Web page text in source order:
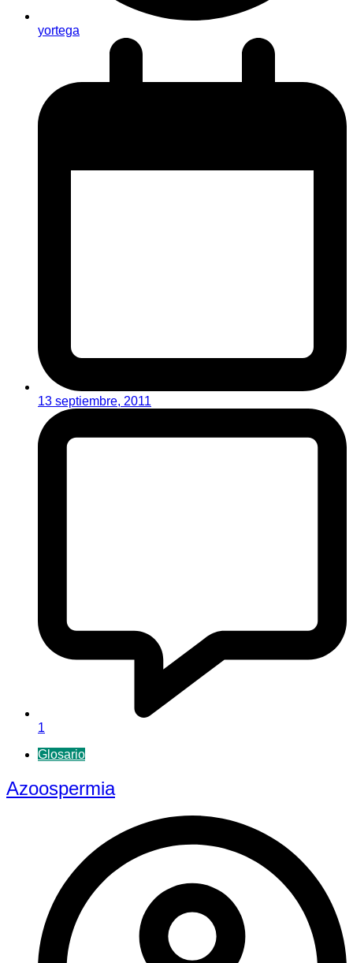
yortega
13 septiembre, 2011
1
Glosario
Azoospermia